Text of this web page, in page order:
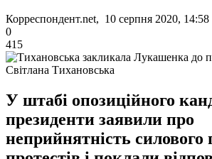
Корреспондент.net, 10 серпня 2020, 14:58
0
415
Світлана Тихановська
У штабі опозиційного
президенти заявили про
неприйнятність